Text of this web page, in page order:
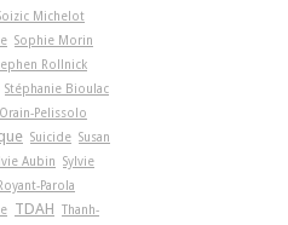
Michelot
Sophie Morin
Rollnick
Stéphanie Bioulac
Pelissolo
Suicide Susan
Aubin Sylvie
Parola
TDAH Thanh-